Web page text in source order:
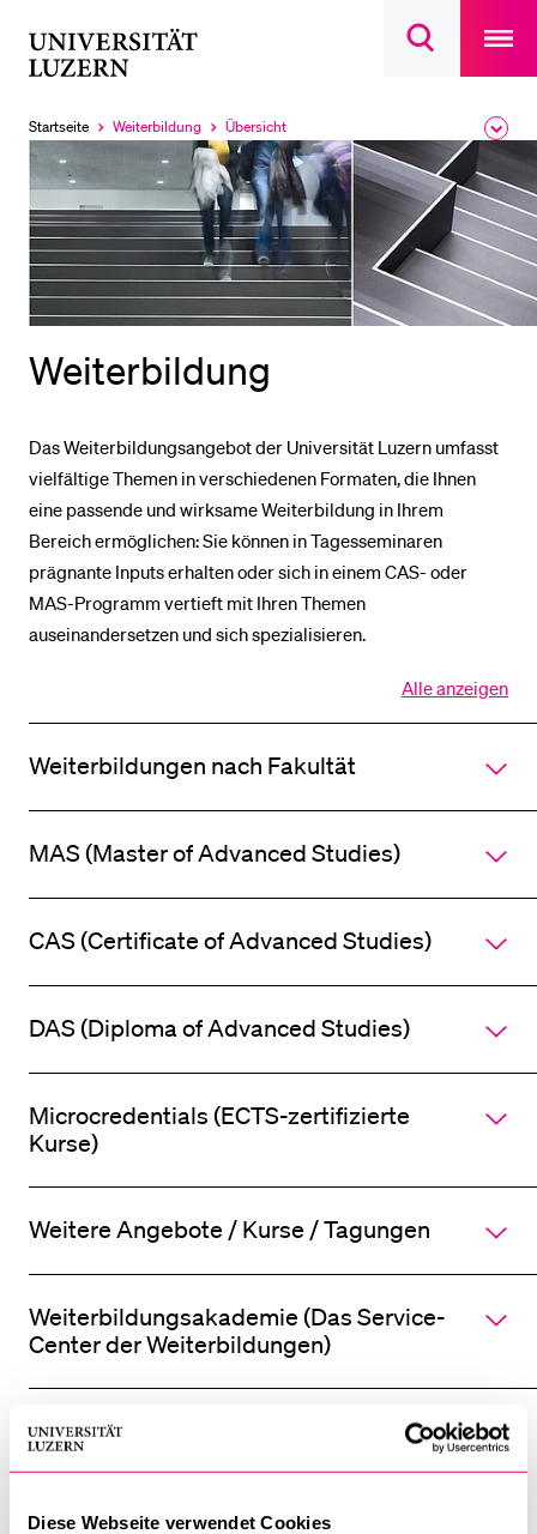
Diese Webseite verwendet Cookies
Suchdialog
main
Startseite
Aktuell
ausgewählt
Weiterbildung
Aktuell
ausgewählt
Übersicht
des
Weiterbildung
Das Weiterbildungsangebot der Universität Luzern umfasst
vielfältige Themen in verschiedenen Formaten, die Ihnen
eine passende und wirksame Weiterbildung in Ihrem
Bereich ermöglichen: Sie können in Tagesseminaren
prägnante Inputs erhalten oder sich in einem CAS- oder
MAS-Programm vertieft mit Ihren Themen
auseinandersetzen und sich spezialisieren.
Alle anzeigen
Sektionen
Weiterbildungen nach Fakultät
MAS (Master of Advanced Studies)
CAS (Certificate of Advanced Studies)
DAS (Diploma of Advanced Studies)
Microcredentials (ECTS-zertifizierte
Kurse)
Weitere Angebote / Kurse / Tagungen
Weiterbildungsakademie (Das Service-
Center der Weiterbildungen)
2026
LETZTE SUCHEN
DIE UNI FÜR…
Schulklassen und Lehrpersonen
Studien­interessierte
Studierende
Forschende
Mitarbeitende
Stellensuchende
Förderer
Medien
BELIEBTE INHALTE
Menuplan Mensa
Anmeldung und Zulassung